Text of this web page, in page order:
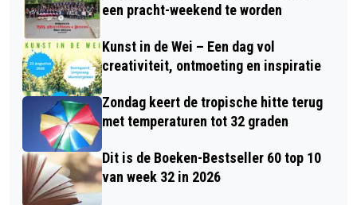
een pracht-weekend te worden
Kunst in de Wei – Een dag vol
creativiteit, ontmoeting en inspiratie
Zondag keert de tropische hitte terug
met temperaturen tot 32 graden
Dit is de Boeken-Bestseller 60 top 10
van week 32 in 2026